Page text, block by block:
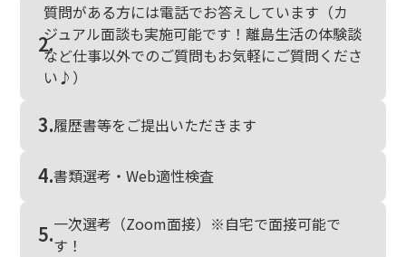
2.
質問がある方には電話でお答えしています（カ
ジュアル面談も実施可能です！離島生活の体験談
など仕事以外でのご質問もお気軽にご質問くださ
い♪）
3.履歴書等をご提出いただきます
4.書類選考・Web適性検査
5.一次選考（Zoom面接）※自宅で面接可能で
す！